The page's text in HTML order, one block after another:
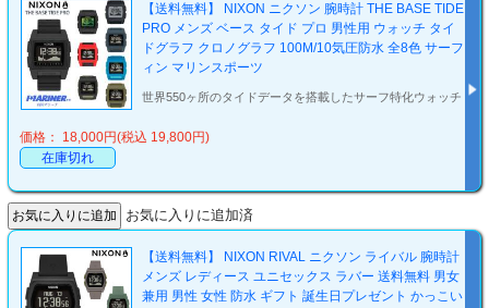
【送料無料】 NIXON ニクソン 腕時計 THE BASE TIDE
PRO メンズ ベース タイド プロ 男性用 ウォッチ タイ
ドグラフ クロノグラフ 100M/10気圧防水 全8色 サーフ
ィン マリンスポーツ
世界550ヶ所のタイドデータを搭載したサーフ特化ウォッチ
価格： 18,000円(税込 19,800円)
在庫切れ
お気に入りに追加済
【送料無料】 NIXON RIVAL ニクソン ライバル 腕時計
メンズ レディース ユニセックス ラバー 送料無料 男女
兼用 男性 女性 防水 ギフト 誕生日プレゼント かっこい